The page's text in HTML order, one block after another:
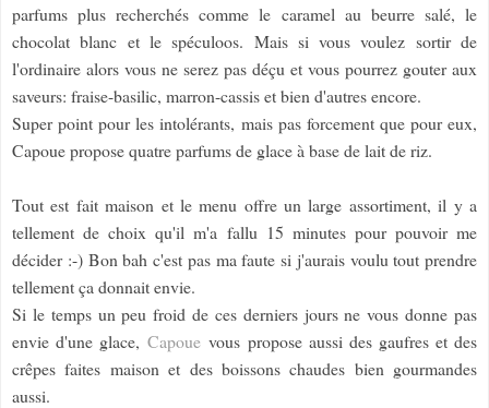
parfums plus recherchés comme le caramel au beurre salé, le
chocolat blanc et le spéculoos. Mais si vous voulez sortir de
l'ordinaire alors vous ne serez pas déçu et vous pourrez gouter aux
saveurs: fraise-basilic, marron-cassis et bien d'autres encore.
Super point pour les intolérants, mais pas forcement que pour eux,
Capoue propose quatre parfums de glace à base de lait de riz.
Tout est fait maison et le menu offre un large assortiment, il y a
tellement de choix qu'il m'a fallu 15 minutes pour pouvoir me
décider :-) Bon bah c'est pas ma faute si j'aurais voulu tout prendre
tellement ça donnait envie.
Si le temps un peu froid de ces derniers jours ne vous donne pas
envie d'une glace,Capoue vous propose aussi des gaufres et des
crêpes faites maison et des boissons chaudes bien gourmandes
aussi.